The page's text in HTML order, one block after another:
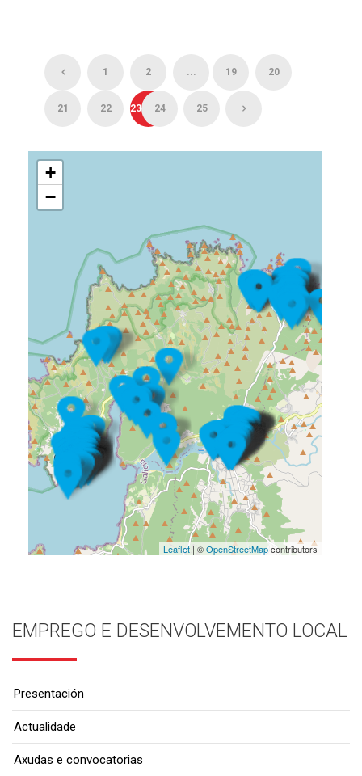
1 2 ... 19 20
21 22 23 24 25
+
−
Leaflet| ©OpenStreetMapcontributors
EMPREGO E DESENVOLVEMENTO LOCAL
Presentación
Actualidade
Axudas e convocatorias